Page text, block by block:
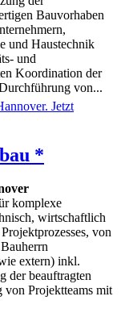
Bauvorhaben
und Haustechnik
und
Koordination der
von...
*
komplexe
wirtschaftlich
von
extern) inkl.
der beauftragten
Projektteams mit